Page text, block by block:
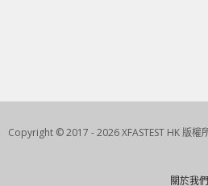
Copyright © 2017 - 2026 XFASTEST HK 版權
關於我們